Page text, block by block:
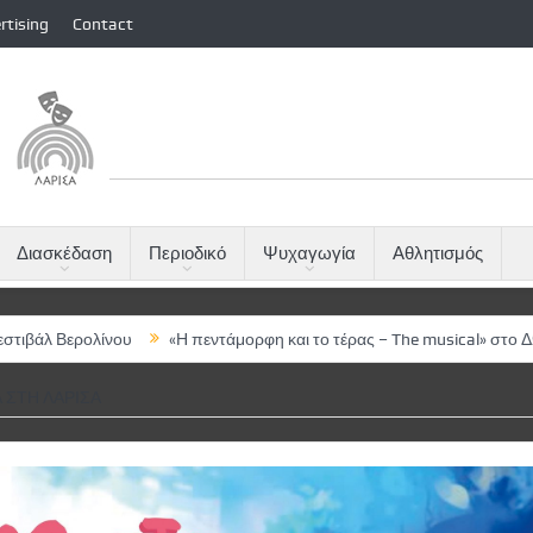
Contact
Διασκέδαση Περιοδικό Ψυχαγωγία Αθλητισμός
«Η πεντάμορφη και το τέρας – The musical» στο ΔΩΛ Μύλος